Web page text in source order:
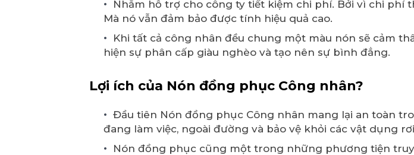
Nhằm hỗ trợ cho công ty tiết kiệm chi phí. Bởi vì chi phí
Mà nó vẫn đảm bảo được tính hiệu quả cao.
Khi tất cả công nhân đều chung một màu nón sẽ cảm
hiện sự phân cấp giàu nghèo và tạo nên sự bình đẳng.
Lợi ích của Nón đồng phục Công nhân?
Đầu tiên Nón đồng phục Công nhân mang lại an toàn
đang làm việc, ngoài đường và bảo vệ khỏi các vật dụng
Nón đồng phục cũng một trong những phương tiện